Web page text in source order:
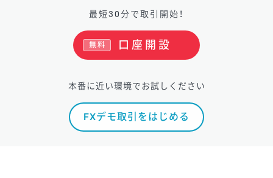
最短30分で取引開始！
口座開設
無料
本番に近い環境でお試しください
FXデモ取引をはじめる